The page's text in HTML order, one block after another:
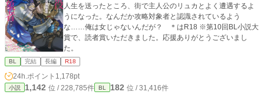
人生を送ったところ、街で主人公のリュカとよく遭遇するよ
うになった。なんだか攻略対象者と認識されているよう
な……俺は女じゃないんだが？ ＊はR18 ※第10回BL小説大
賞で、読者賞いただきました。応援ありがとうございまし
た。
BL 完結 長編 R18
24h.ポイント 1,178pt
小説 1,142 位 / 228,785件 BL 182 位 / 31,416件